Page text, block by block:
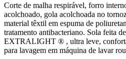
Corte de malha respirável, forro
acolchoado, gola acolchoada no
material têxtil em espuma de
tratamento antibacteriano. Sola feita
EXTRALIGHT ® , ultra leve,
para lavagem em máquina de lavar